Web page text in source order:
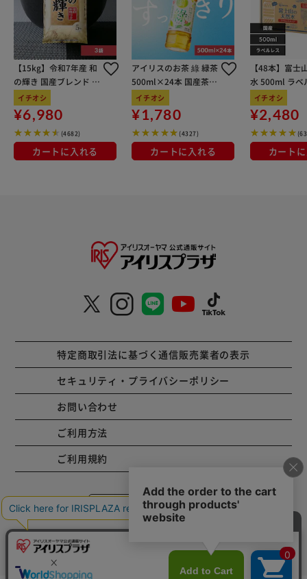
【15kg】令和7年産 和
の輝き 国産ブレンド 5
kg×3袋
イチオシ
¥6,980
(4682)
カートに入れる
アイリスのお茶 綠 緑茶
500ml×24本 国産茶葉
100％使用
イチオシ
¥1,780
(4327)
カートに入れる
【48本】富士
水 500ml ラベ
イチオシ
¥2,480
カート
特定商取引法に基づく通信販売業者の表示
セキュリティ・プライバシーポリシー
お問い合わせ
ご利用方法
ご利用規約
コーポレートサイト
Copyright © 2001 IRISPLAZA. ALL Rights Reserved.